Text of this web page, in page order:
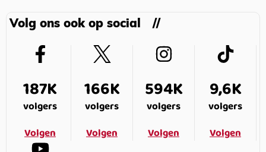
Volg ons ook op social
187K
volgers
Volgen
166K
volgers
Volgen
594K
volgers
Volgen
9,6K
volgers
Volgen